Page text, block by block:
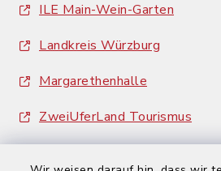
ILE Main-Wein-Garten
Landkreis Würzburg
Margarethenhalle
ZweiUferLand Tourismus